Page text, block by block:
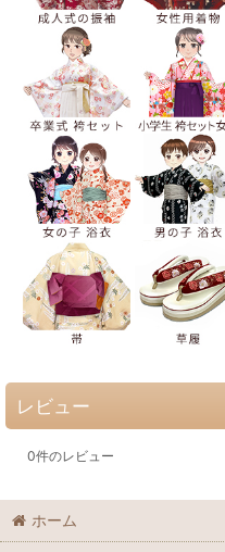
レビュー
0件のレビュー
ホーム